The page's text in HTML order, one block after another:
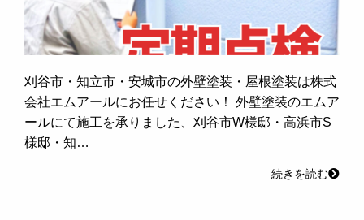
刈谷市・知立市・安城市の外壁塗装・屋根塗装は株式
会社エムアールにお任せください！ 外壁塗装のエムア
ールにて施工を承りました、刈谷市W様邸・高浜市S
様邸・知…
続きを読む